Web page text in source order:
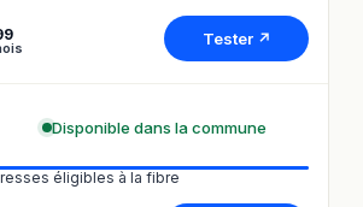
Tester ↗
Disponible dans la commune
éligibles à la fibre